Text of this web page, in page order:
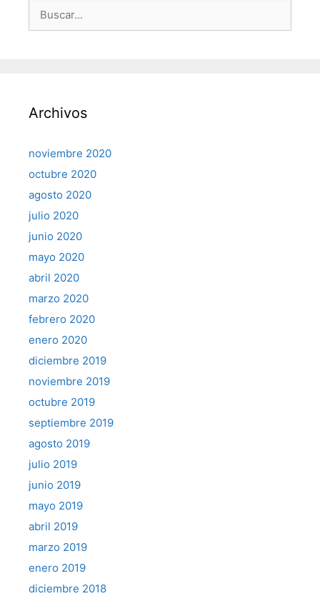
Archivos
noviembre 2020
octubre 2020
agosto 2020
julio 2020
junio 2020
mayo 2020
abril 2020
marzo 2020
febrero 2020
enero 2020
diciembre 2019
noviembre 2019
octubre 2019
septiembre 2019
agosto 2019
julio 2019
junio 2019
mayo 2019
abril 2019
marzo 2019
enero 2019
diciembre 2018